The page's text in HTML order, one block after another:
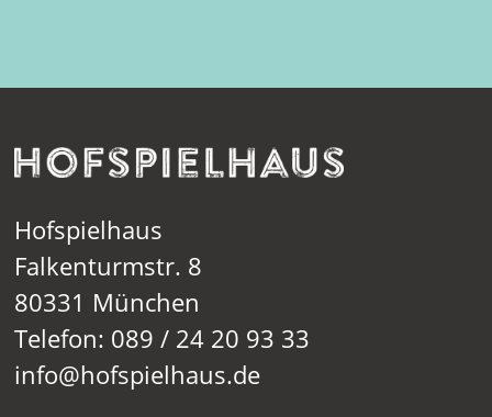
Hofspielhaus
Falkenturmstr. 8
80331 München
Telefon: 089 / 24 20 93 33
info@hofspielhaus.de